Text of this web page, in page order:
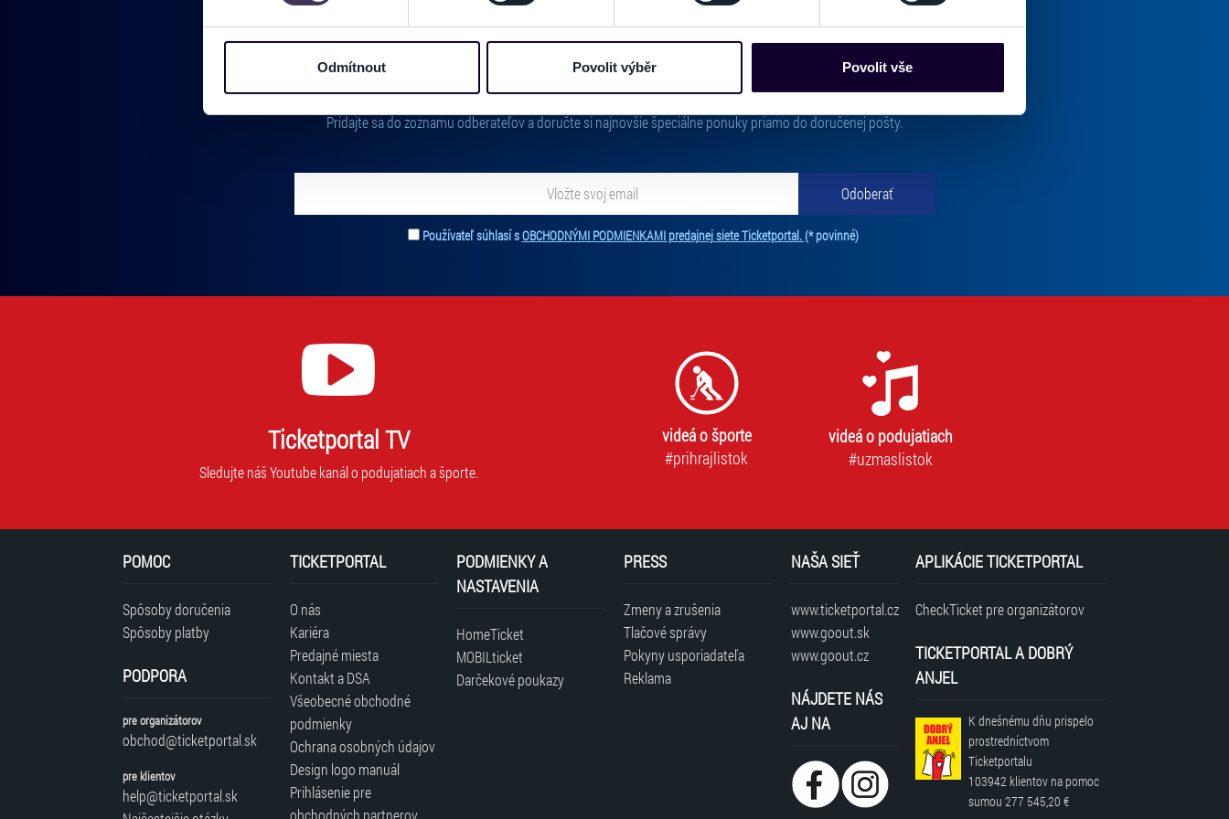
informace o vašem zařízení nebo vaší aktivitě na našich webových stránkách. Tyto informace mohou představovat
osobní údaje. Získané informace používáme např. k analýze návštěvnosti webu nebo k personalizaci obsahu a reklam.
Jaké typy cookies používáme, naleznete níže. Možnosti zpracování upravíte zaškrtnutím příslušné varianty. Svoji volbu
Odmítnout Povolit výběr Povolit vše
PRIHLÁSIŤ SA KODBERU NOVINIEK
Pridajte sa do zoznamu odberateľov a doručte si najnovšie špeciálne ponuky priamo do doručenej pošty.
Odoberať
Zadajte svoju e-mailovú adresu, na ktorú vám budeme zasielať novinky. Vaša adresa nebude zdieľaná s tretími stranami.
Používateľ súhlasí sOBCHODNÝMI PODMIENKAMI predajnej siete Ticketportal. (* povinné)Tento súhlas je povinný na odber newslettra. Bez súhlasu nie je možné vás
Ticketportal TV
Sledujte náš Youtube kanál o podujatiach a športe.
videá o športe
#prihrajlistok
videá o podujatiach
#uzmaslistok
POMOC
Spôsoby doručenia
Spôsoby platby
PODPORA
pre organizátorov
obchod@ticketportal.sk
pre klientov
help@ticketportal.sk
TICKETPORTAL
O nás
Kariéra
Predajné miesta
Kontakt a DSA
Všeobecné obchodné
podmienky
Ochrana osobných údajov
Design logo manuál
Prihlásenie pre
obchodných partnerov
PODMIENKY A
NASTAVENIA
HomeTicket
MOBILticket
Darčekové poukazy
PRESS
Zmeny a zrušenia
Tlačové správy
Pokyny usporiadateľa
Reklama
NAŠA SIEŤ
www.ticketportal.cz
www.goout.sk
www.goout.cz
NÁJDETE NÁS
AJ NA
APLIKÁCIE TICKETPORTAL
CheckTicket pre organizátorov
TICKETPORTAL A DOBRÝ
ANJEL
K dnešnému dňu prispelo
prostredníctvom
Ticketportalu
103942 klientov na pomoc
sumou277 545,20 €